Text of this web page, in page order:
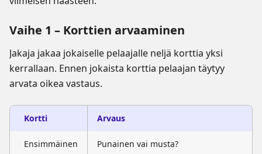
Vaihe 1 – Korttien arvaaminen
Jakaja jakaa jokaiselle pelaajalle neljä korttia yksi
kerrallaan. Ennen jokaista korttia pelaajan täytyy
arvata oikea vastaus.
Kortti Arvaus
Ensimmäinen Punainen vai musta?